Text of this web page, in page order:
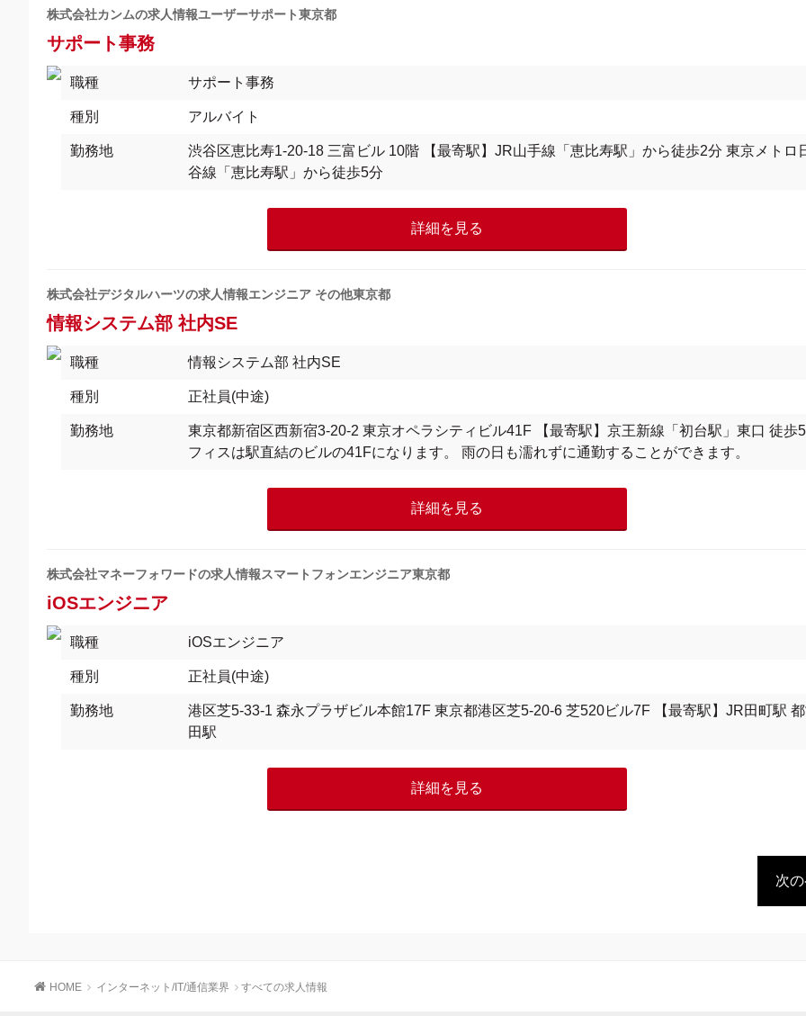
株式会社カンムの求人情報ユーザーサポート東京都
サポート事務
職種 サポート事務
種別 アルバイト
勤務地
渋谷区恵比寿1-20-18 三富ビル 10階 【最寄駅】JR山手線「恵比寿駅」から徒歩2分 東京メトロ
谷線「恵比寿駅」から徒歩5分
詳細を見る
株式会社デジタルハーツの求人情報エンジニア その他東京都
情報システム部 社内SE
職種 情報システム部 社内SE
種別 正社員(中途)
勤務地
東京都新宿区西新宿3-20-2 東京オペラシティビル41F 【最寄駅】京王新線「初台駅」東口 徒歩
フィスは駅直結のビルの41Fになります。 雨の日も濡れずに通勤することができます。
詳細を見る
株式会社マネーフォワードの求人情報スマートフォンエンジニア東京都
iOSエンジニア
職種 iOSエンジニア
種別 正社員(中途)
勤務地
港区芝5-33-1 森永プラザビル本館17F 東京都港区芝5-20-6 芝520ビル7F 【最寄駅】JR田町駅
田駅
詳細を見る
次
HOME インターネット/IT/通信業界 すべての求人情報